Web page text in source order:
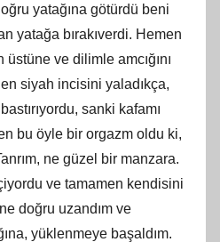
yatağına götürdü beni
yatağa bırakıverdi. Hemen
ve dilimle amcığını
siyah incisini yaladıkça,
sanki kafamı
bu öyle bir orgazm oldu ki,
ne güzel bir manzara.
ve tamamen kendisini
doğru uzandım ve
yüklenmeye başaldım.